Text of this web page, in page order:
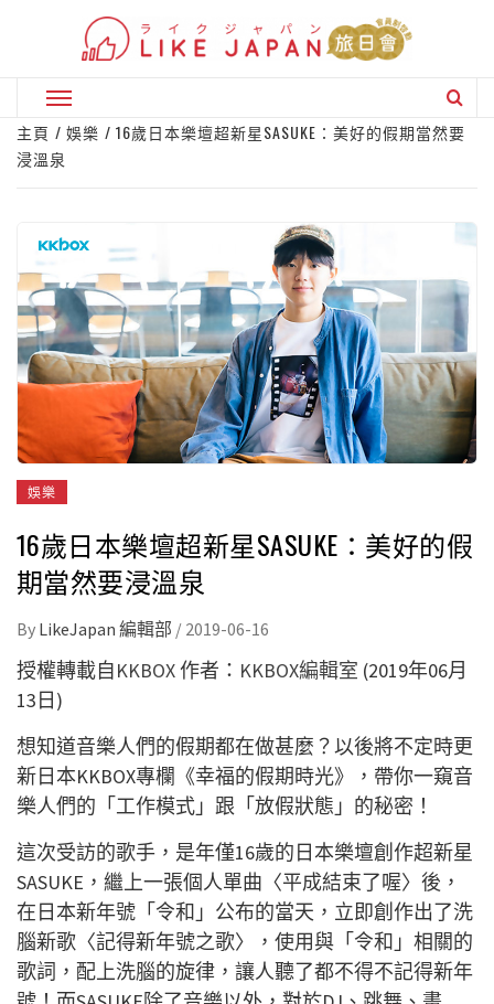
Primary
Menu
主頁 娛樂
16歲日本樂壇超新星SASUKE：美好的假期當然要
浸溫泉
娛樂
16歲日本樂壇超新星SASUKE：美好的假
期當然要浸溫泉
By LikeJapan 編輯部 / 2019-06-16
授權轉載自KKBOX作者： KKBOX編輯室 (2019年06月
13日)
想知道音樂人們的假期都在做甚麼？以後將不定時更
新日本KKBOX專欄《幸福的假期時光》，帶你一窺音
樂人們的「工作模式」跟「放假狀態」的秘密！
這次受訪的歌手，是年僅16歲的日本樂壇創作超新星
SASUKE，繼上一張個人單曲〈平成結束了喔〉後，
在日本新年號「令和」公布的當天，立即創作出了洗
腦新歌〈記得新年號之歌〉，使用與「令和」相關的
歌詞，配上洗腦的旋律，讓人聽了都不得不記得新年